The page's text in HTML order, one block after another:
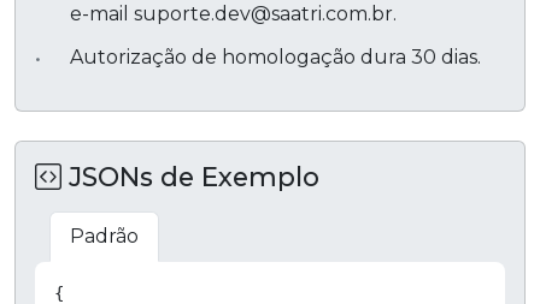
e-mail suporte.dev@saatri.com.br.
Autorização de homologação dura 30 dias.
JSONs de Exemplo
Padrão
{